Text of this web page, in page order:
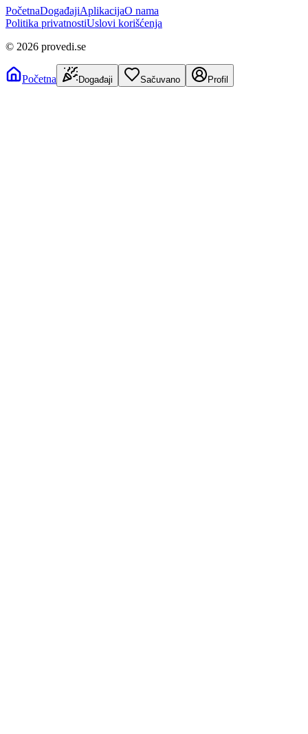
PočetnaDogađajiAplikacijaO nama
Politika privatnostiUslovi korišćenja
© 2026 provedi.se
Početna Događaji Sačuvano Profil